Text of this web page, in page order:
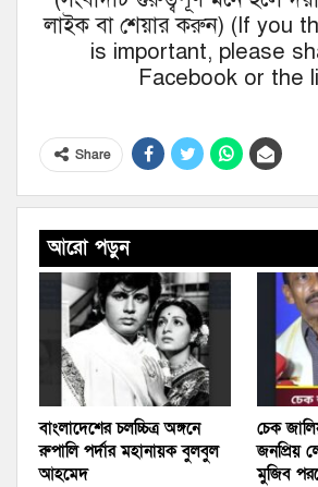
লাইক বা শেয়ার করুন) (If you
is important, please
Facebook or the
Share
আরো পড়ুন
বাংলাদেশের চলচ্চিত্র অঙ্গনে
রুপালি পর্দার মহানায়ক বুলবুল
আহমেদ
চেক
জনপ্রিয়
মুজিব